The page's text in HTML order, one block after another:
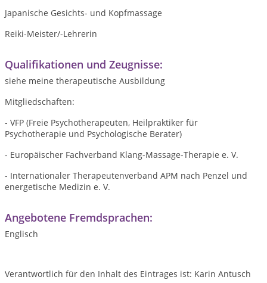
Japanische Gesichts- und Kopfmassage
Reiki-Meister/-Lehrerin
Qualifikationen und Zeugnisse:
siehe meine therapeutische Ausbildung
Mitgliedschaften:
- VFP (Freie Psychotherapeuten, Heilpraktiker für
Psychotherapie und Psychologische Berater)
- Europäischer Fachverband Klang-Massage-Therapie e. V.
- Internationaler Therapeutenverband APM nach Penzel und
energetische Medizin e. V.
Angebotene Fremdsprachen:
Englisch
Verantwortlich für den Inhalt des Eintrages ist: Karin Antusch